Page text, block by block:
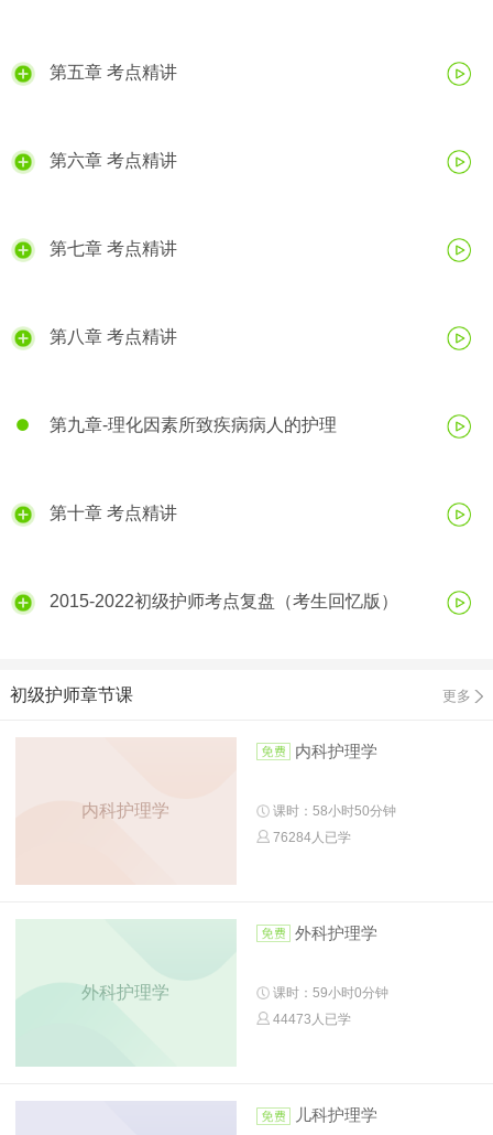
第五章 考点精讲
第六章 考点精讲
第七章 考点精讲
第八章 考点精讲
第九章-理化因素所致疾病病人的护理
第十章 考点精讲
2015-2022初级护师考点复盘（考生回忆版）
初级护师章节课 更多
内科护理学
内科护理学
课时：58小时50分钟
76284人已学
外科护理学
外科护理学
课时：59小时0分钟
44473人已学
儿科护理学